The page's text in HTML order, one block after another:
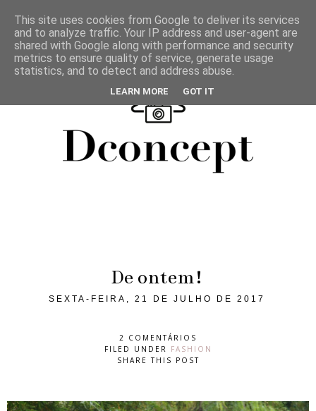
De ontem!
SEXTA-FEIRA, 21 DE JULHO DE 2017
2 COMENTÁRIOS
FILED UNDER FASHION
SHARE THIS POST
This site uses cookies from Google to deliver its services
and to analyze traffic. Your IP address and user-agent are
shared with Google along with performance and security
metrics to ensure quality of service, generate usage
statistics, and to detect and address abuse.
LEARN MORE GOT IT